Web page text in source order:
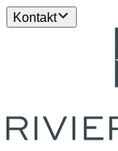
Kontakt